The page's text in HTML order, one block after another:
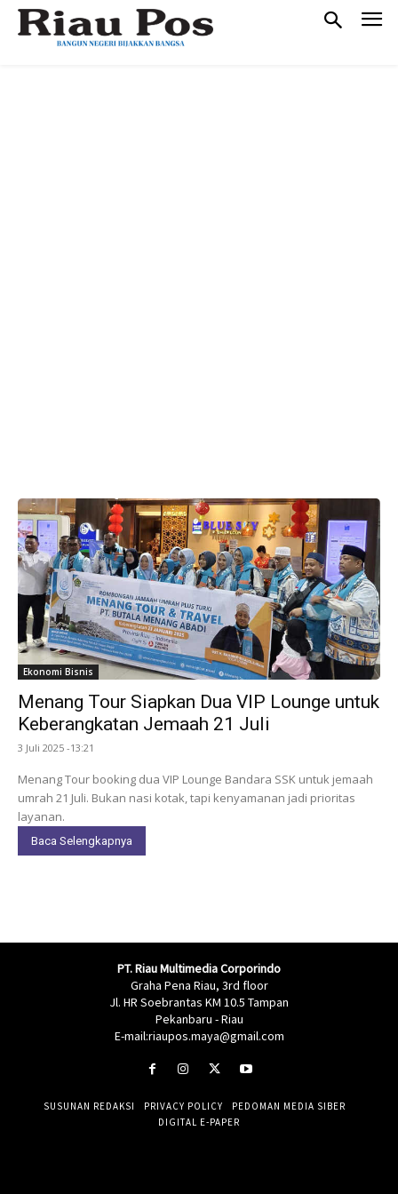
Ekonomi Bisnis
Menang Tour Siapkan Dua VIP Lounge untuk
Keberangkatan Jemaah 21 Juli
3 Juli 2025 -13:21
Menang Tour booking dua VIP Lounge Bandara SSK untuk jemaah
umrah 21 Juli. Bukan nasi kotak, tapi kenyamanan jadi prioritas
layanan.
Baca Selengkapnya
PT. Riau Multimedia Corporindo
Graha Pena Riau, 3rd floor
Jl. HR Soebrantas KM 10.5 Tampan
Pekanbaru - Riau
E-mail:riaupos.maya@gmail.com
SUSUNAN REDAKSI PRIVACY POLICY
PEDOMAN MEDIA SIBER
DIGITAL E-PAPER